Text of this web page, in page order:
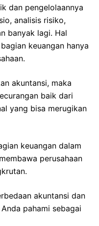
dan pengelolaannya
analisis risiko,
banyak lagi. Hal
keuangan hanya
akuntansi, maka
baik dari
yang bisa merugikan
keuangan dalam
perusahaan
akuntansi dan
pahami sebagai